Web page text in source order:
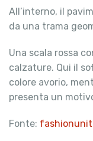
All’interno, il
da una trama
Una scala rossa
calzature. Qui il
colore avorio,
presenta un
Fonte: